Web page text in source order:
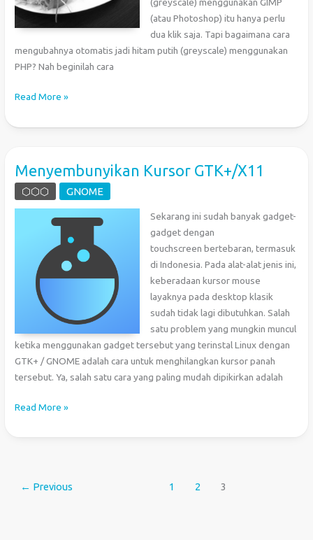
(atau Photoshop) itu hanya perlu
dua klik saja. Tapi bagaimana cara
mengubahnya otomatis jadi hitam putih (greyscale) menggunakan
PHP? Nah beginilah cara
PHP:
Gambar
Putih
Read More »
Menyembunyikan Kursor GTK+/X11
⬡⬡⬡ GNOME
Sekarang ini sudah banyak gadget-
gadget dengan
touchscreen bertebaran, termasuk
di Indonesia. Pada alat-alat jenis ini,
keberadaan kursor mouse
layaknya pada desktop klasik
sudah tidak lagi dibutuhkan. Salah
satu problem yang mungkin muncul
ketika menggunakan gadget tersebut yang terinstal Linux dengan
GTK+ / GNOME adalah cara untuk menghilangkan kursor panah
tersebut. Ya, salah satu cara yang paling mudah dipikirkan adalah
Menyembunyikan
GTK+/X11
Read More »
← Previous 1 2 3